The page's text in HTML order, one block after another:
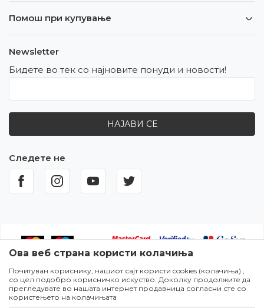
Помош при купување
Newsletter
Бидете во тек со најновите понуди и новости!
НАЈАВИ СЕ
Следете не
Настојуваме да бидеме што попрецизни во описот на
производите,прикажувањето на сликите и самите цени,но не
можеме да гарантираме дека сите информации се комплетни и
без грешки. Сите артикли прикажани на сајтот се дел од нашата
Ова веб страна користи колачиња
Почитуван кориснику, нашиот сајт користи cookies (колачиња) ,
со цел подобро корисничко искуство. Доколку продолжите да
прегледувате во нашата интернет продавница согласни сте со
користењето на колачињата